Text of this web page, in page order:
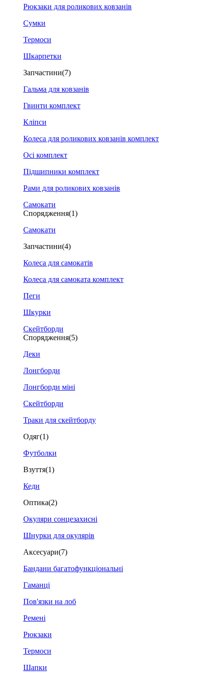
Рюкзаки для роликових ковзанів
Сумки
Термоси
Шкарпетки
Запчастини(7)
Гальма для ковзанів
Гвинти комплект
Кліпси
Колеса для роликових ковзанів комплект
Осі комплект
Підшипники комплект
Рами для роликових ковзанів
Самокати
Спорядження(1)
Самокати
Запчастини(4)
Колеса для самокатів
Колеса для самоката комплект
Пеги
Шкурки
Скейтборди
Спорядження(5)
Деки
Лонгборди
Лонгборди міні
Скейтборди
Траки для скейтборду
Одяг(1)
Футболки
Взуття(1)
Кеди
Оптика(2)
Окуляри сонцезахисні
Шнурки для окулярів
Аксесуари(7)
Бандани багатофункціональні
Гаманці
Пов'язки на лоб
Ремені
Рюкзаки
Термоси
Шапки